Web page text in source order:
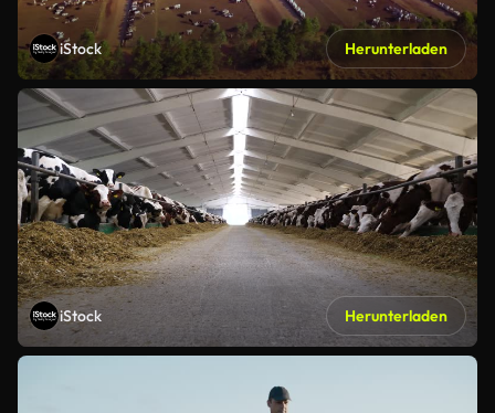
iStock Herunterladen
iStock Herunterladen